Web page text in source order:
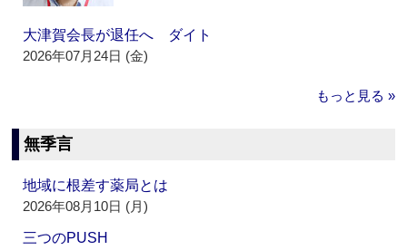
大津賀会長が退任へ ダイト
2026年07月24日 (金)
もっと見る »
無季言
地域に根差す薬局とは
2026年08月10日 (月)
三つのPUSH